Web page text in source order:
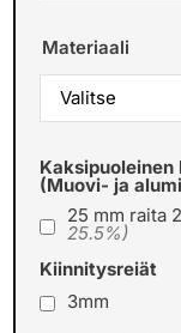
Materiaali
(Muovi- ja
25 mm raita
25.5%)
Kiinnitysreiät
3mm